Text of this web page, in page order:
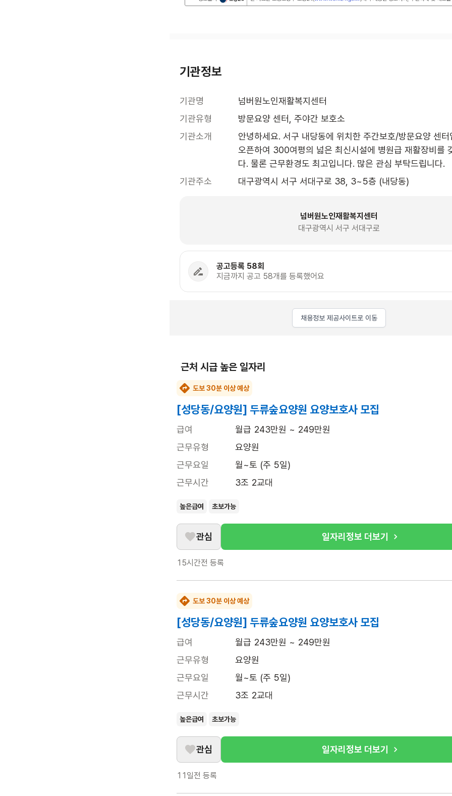
기관정보
기관명
넘버원노인재활복지센터
기관유형
방문요양 센터, 주야간 보호소
기관소개
안녕하세요. 서구 내당동에 위치한 주간보호/방문요양 센
오픈하여 300여평의 넓은 최신시설에 병원급 재활장비를
다. 물론 근무환경도 최고입니다. 많은 관심 부탁드립니다.
기관주소
대구광역시 서구 서대구로 38, 3~5층 (내당동)
넘버원노인재활복지센터
대구광역시 서구 서대구로
공고등록 58회
지금까지 공고 58개를 등록했어요
채용정보 제공사이트로 이동
근처 시급 높은 일자리
도보 30분 이상 예상
[성당동/요양원] 두류숲요양원 요양보호사 모집
급여
월급 243만원 ~ 249만원
근무유형
요양원
근무요일
월~토 (주 5일)
근무시간
3조 2교대
높은급여 초보가능
관심 일자리정보 더보기
15시간전 등록
도보 30분 이상 예상
[성당동/요양원] 두류숲요양원 요양보호사 모집
급여
월급 243만원 ~ 249만원
근무유형
요양원
근무요일
월~토 (주 5일)
근무시간
3조 2교대
높은급여 초보가능
관심 일자리정보 더보기
11일전 등록